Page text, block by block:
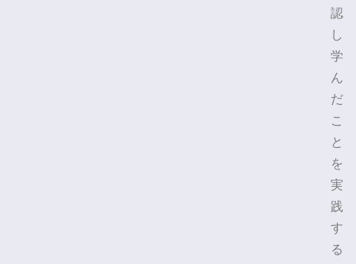
認
し
学
ん
だ
こ
と
を
実
践
す
る